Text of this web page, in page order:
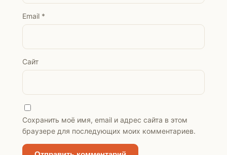
Email *
Сайт
Сохранить моё имя, email и адрес сайта в этом
браузере для последующих моих комментариев.